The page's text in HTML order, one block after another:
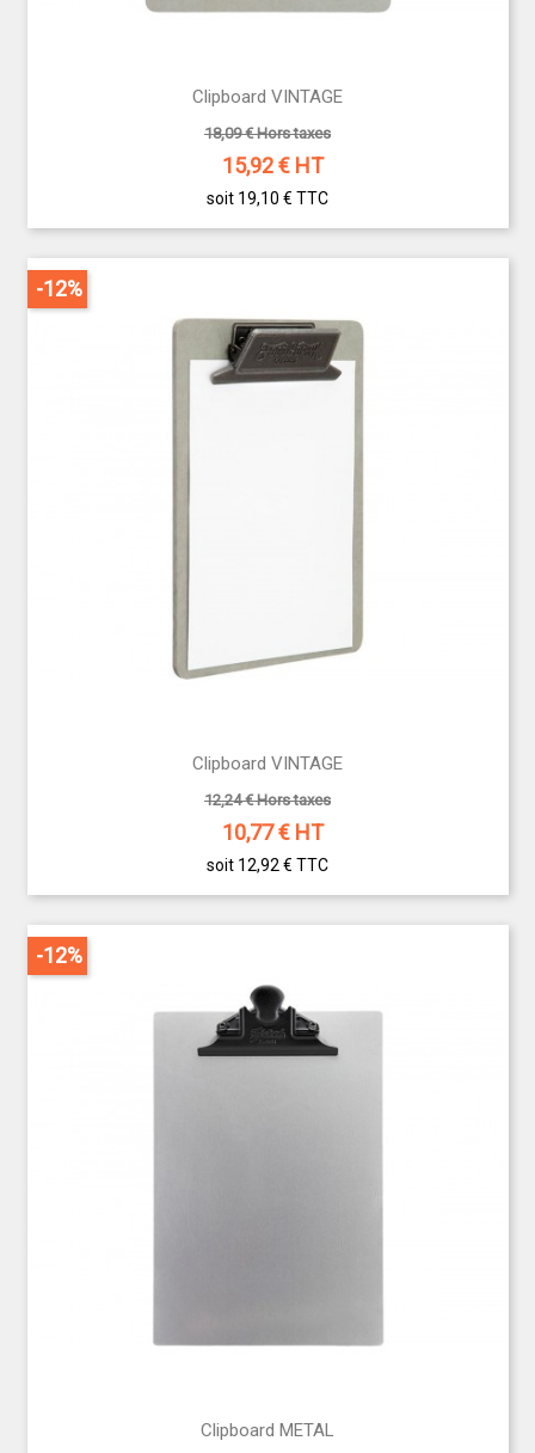
Clipboard VINTAGE
18,09 € Hors taxes
15,92€ HT
soit 19,10 € TTC
Clipboard VINTAGE
12,24 € Hors taxes
10,77€ HT
soit 12,92 € TTC
-12%
Clipboard METAL
-12%